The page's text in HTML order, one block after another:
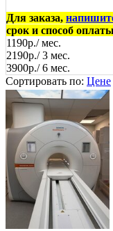
Для заказа,
срок и способ
1190р./ мес.
2190р./ 3 мес.
3900р./ 6 мес.
Сортировать по: Цене